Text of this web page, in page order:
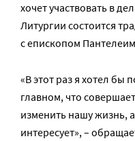
хочет участвовать в
Литургии состоится
с епископом
«В этот раз я хотел бы
главном, что
изменить нашу жизнь,
интересует», –